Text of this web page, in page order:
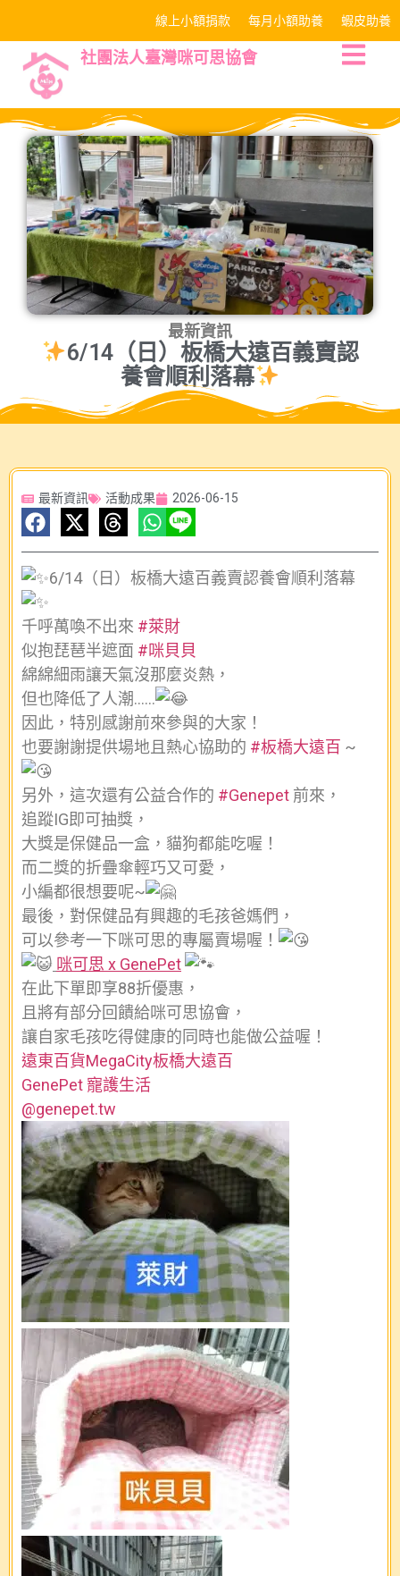
線上小額捐款 每月小額助養 蝦皮助養
社團法人臺灣咪可思協會
最新資訊
6/14（日）板橋大遠百義賣認
養會順利落幕
最新資訊 活動成果 2026-06-15
6/14（日）板橋大遠百義賣認養會順利落幕
千呼萬喚不出來 #萊財
似抱琵琶半遮面 #咪貝貝
綿綿細雨讓天氣沒那麼炎熱，
但也降低了人潮……
因此，特別感謝前來參與的大家！
也要謝謝提供場地且熱心協助的 #板橋大遠百 ~
另外，這次還有公益合作的 #Genepet 前來，
追蹤IG即可抽獎，
大獎是保健品一盒，貓狗都能吃喔！
而二獎的折疊傘輕巧又可愛，
小編都很想要呢~
最後，對保健品有興趣的毛孩爸媽們，
可以參考一下咪可思的專屬賣場喔！
咪可思 x GenePet
在此下單即享88折優惠，
且將有部分回饋給咪可思協會，
讓自家毛孩吃得健康的同時也能做公益喔！
遠東百貨MegaCity板橋大遠百
GenePet 寵護生活
@genepet.tw